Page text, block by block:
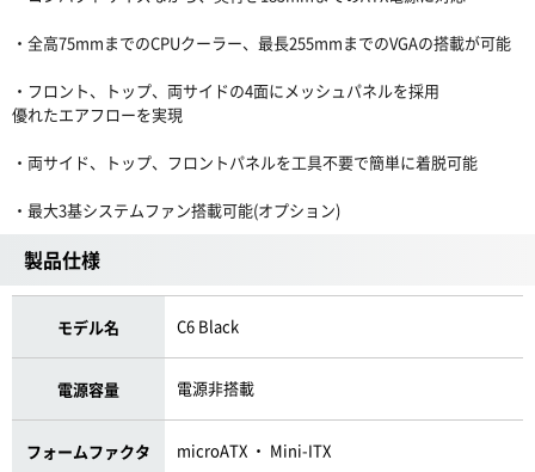
・全高75mmまでのCPUクーラー、最長255mmまでのVGAの搭載が可能
・フロント、トップ、両サイドの4面にメッシュパネルを採用
優れたエアフローを実現
・両サイド、トップ、フロントパネルを工具不要で簡単に着脱可能
・最大3基システムファン搭載可能(オプション)
製品仕様
モデル名 C6 Black
電源容量 電源非搭載
フォームファクタ microATX ・ Mini-ITX